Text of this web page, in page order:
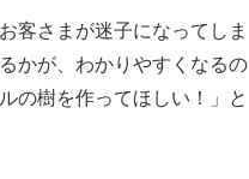
客さまが迷子になってしま
かが、わかりやすくなるの
の樹を作ってほしい！」と